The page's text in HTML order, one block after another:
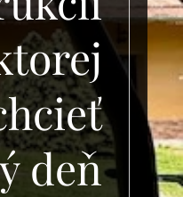
deň